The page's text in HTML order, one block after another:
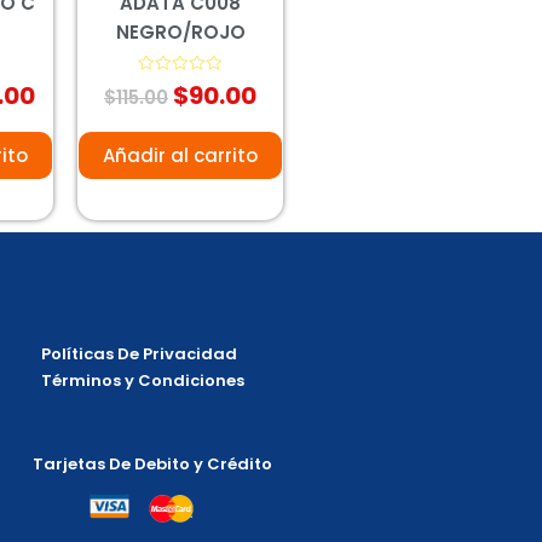
NEGRO/ROJO
Valorado
con
de
$115.00 $90.00
Añadir al carrito
Políticas De Privacidad
Términos y Condiciones
Tarjetas De Debito y Crédito